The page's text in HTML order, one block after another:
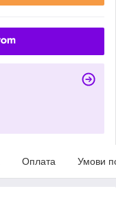
Оплата Умови